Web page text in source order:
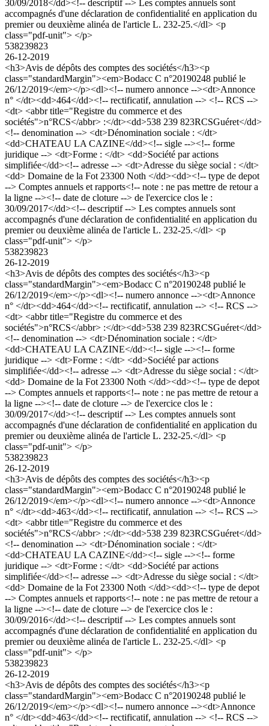
30/09/2018</dd><!-- descriptif --> Les comptes annuels sont
accompagnés d'une déclaration de confidentialité en application du
premier ou deuxième alinéa de l'article L. 232-25.</dl> <p
class="pdf-unit"> </p>
538239823
26-12-2019
<h3>Avis de dépôts des comptes des sociétés</h3><p
class="standardMargin"><em>Bodacc C n°20190248 publié le
26/12/2019</em></p><dl><!-- numero annonce --><dt>Annonce
n° </dt><dd>464</dd><!-- rectificatif, annulation --> <!-- RCS -->
<dt> <abbr title="Registre du commerce et des
sociétés">n°RCS</abbr> :</dt><dd>538 239 823RCSGuéret</dd>
<!-- denomination --> <dt>Dénomination sociale : </dt>
<dd>CHATEAU LA CAZINE</dd><!-- sigle --><!-- forme
juridique --> <dt>Forme : </dt> <dd>Société par actions
simplifiée</dd><!-- adresse --> <dt>Adresse du siège social : </dt>
<dd> Domaine de la Fot 23300 Noth </dd><dd><!-- type de depot
--> Comptes annuels et rapports<!-- note : ne pas mettre de retour a
la ligne --><!-- date de cloture --> de l'exercice clos le :
30/09/2017</dd><!-- descriptif --> Les comptes annuels sont
accompagnés d'une déclaration de confidentialité en application du
premier ou deuxième alinéa de l'article L. 232-25.</dl> <p
class="pdf-unit"> </p>
538239823
26-12-2019
<h3>Avis de dépôts des comptes des sociétés</h3><p
class="standardMargin"><em>Bodacc C n°20190248 publié le
26/12/2019</em></p><dl><!-- numero annonce --><dt>Annonce
n° </dt><dd>464</dd><!-- rectificatif, annulation --> <!-- RCS -->
<dt> <abbr title="Registre du commerce et des
sociétés">n°RCS</abbr> :</dt><dd>538 239 823RCSGuéret</dd>
<!-- denomination --> <dt>Dénomination sociale : </dt>
<dd>CHATEAU LA CAZINE</dd><!-- sigle --><!-- forme
juridique --> <dt>Forme : </dt> <dd>Société par actions
simplifiée</dd><!-- adresse --> <dt>Adresse du siège social : </dt>
<dd> Domaine de la Fot 23300 Noth </dd><dd><!-- type de depot
--> Comptes annuels et rapports<!-- note : ne pas mettre de retour a
la ligne --><!-- date de cloture --> de l'exercice clos le :
30/09/2017</dd><!-- descriptif --> Les comptes annuels sont
accompagnés d'une déclaration de confidentialité en application du
premier ou deuxième alinéa de l'article L. 232-25.</dl> <p
class="pdf-unit"> </p>
538239823
26-12-2019
<h3>Avis de dépôts des comptes des sociétés</h3><p
class="standardMargin"><em>Bodacc C n°20190248 publié le
26/12/2019</em></p><dl><!-- numero annonce --><dt>Annonce
n° </dt><dd>463</dd><!-- rectificatif, annulation --> <!-- RCS -->
<dt> <abbr title="Registre du commerce et des
sociétés">n°RCS</abbr> :</dt><dd>538 239 823RCSGuéret</dd>
<!-- denomination --> <dt>Dénomination sociale : </dt>
<dd>CHATEAU LA CAZINE</dd><!-- sigle --><!-- forme
juridique --> <dt>Forme : </dt> <dd>Société par actions
simplifiée</dd><!-- adresse --> <dt>Adresse du siège social : </dt>
<dd> Domaine de la Fot 23300 Noth </dd><dd><!-- type de depot
--> Comptes annuels et rapports<!-- note : ne pas mettre de retour a
la ligne --><!-- date de cloture --> de l'exercice clos le :
30/09/2016</dd><!-- descriptif --> Les comptes annuels sont
accompagnés d'une déclaration de confidentialité en application du
premier ou deuxième alinéa de l'article L. 232-25.</dl> <p
class="pdf-unit"> </p>
538239823
26-12-2019
<h3>Avis de dépôts des comptes des sociétés</h3><p
class="standardMargin"><em>Bodacc C n°20190248 publié le
26/12/2019</em></p><dl><!-- numero annonce --><dt>Annonce
n° </dt><dd>463</dd><!-- rectificatif, annulation --> <!-- RCS -->